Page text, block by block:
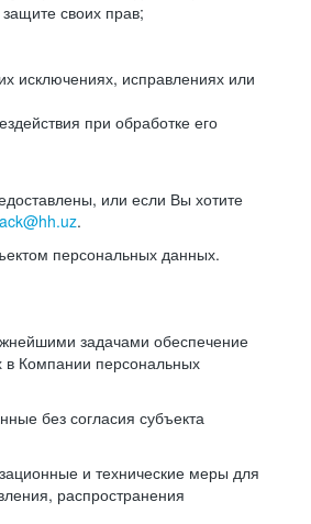
своих прав;
исключениях, исправлениях или
при обработке его
или если Вы хотите
.
персональных данных.
задачами обеспечение
в Компании персональных
без согласия субъекта
и технические меры для
распространения